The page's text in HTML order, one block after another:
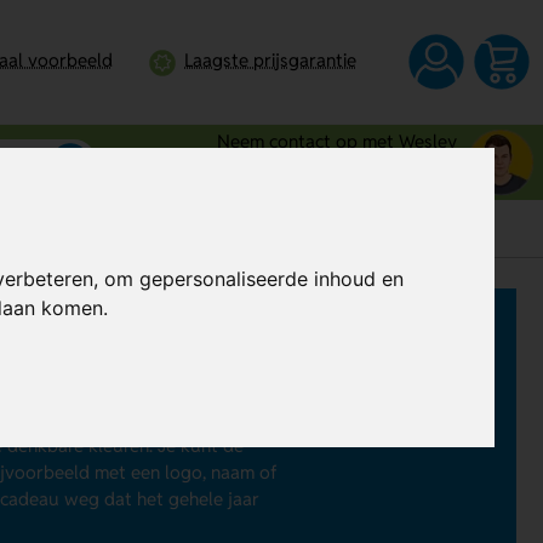
om gepersonaliseerde inhoud en
komen.
voorbeeld Laagste prijsgarantie
Neem contact op met Wesley
kleuren. Je kunt de
met een logo, naam of
weg dat het gehele jaar